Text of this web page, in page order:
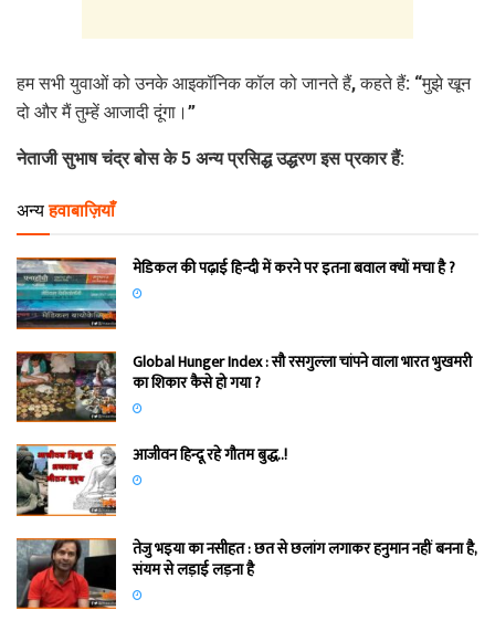
हम सभी युवाओं को उनके आइकॉनिक कॉल को जानते हैं, कहते हैं: “मुझे खून
दो और मैं तुम्हें आजादी दूंगा।”
नेताजी सुभाष चंद्र बोस के 5 अन्य प्रसिद्ध उद्धरण इस प्रकार हैं:
अन्य हवाबाज़ियाँ
मेडिकल की पढ़ाई हिन्‍दी में करने पर इतना बवाल क्‍यों मचा है ?
Global Hunger Index : सौ रसगुल्‍ला चांपने वाला भारत भुखमरी
का शिकार कैसे हो गया ?
आजीवन हिन्दू रहे गौतम बुद्ध..!
तेजु भइया का नसीहत : छत से छलांग लगाकर हनुमान नहीं बनना है,
संयम से लड़ाई लड़ना है